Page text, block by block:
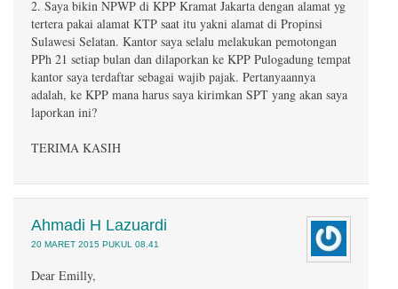
2. Saya bikin NPWP di KPP Kramat Jakarta dengan alamat yg
tertera pakai alamat KTP saat itu yakni alamat di Propinsi
Sulawesi Selatan. Kantor saya selalu melakukan pemotongan
PPh 21 setiap bulan dan dilaporkan ke KPP Pulogadung tempat
kantor saya terdaftar sebagai wajib pajak. Pertanyaannya
adalah, ke KPP mana harus saya kirimkan SPT yang akan saya
laporkan ini?
TERIMA KASIH
Ahmadi H Lazuardi
20 MARET 2015 PUKUL 08.41
Dear Emilly,